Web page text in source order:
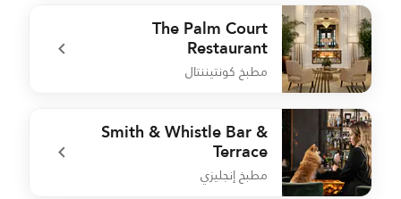
undefined Mercante Restaurant
The Palm Court
Restaurant
مطبخ كونتيننتال
undefined The Palm Court Restaurant
Smith & Whistle Bar &
Terrace
مطبخ إنجليزي